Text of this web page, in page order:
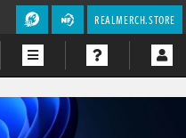
REALMERCH.STORE